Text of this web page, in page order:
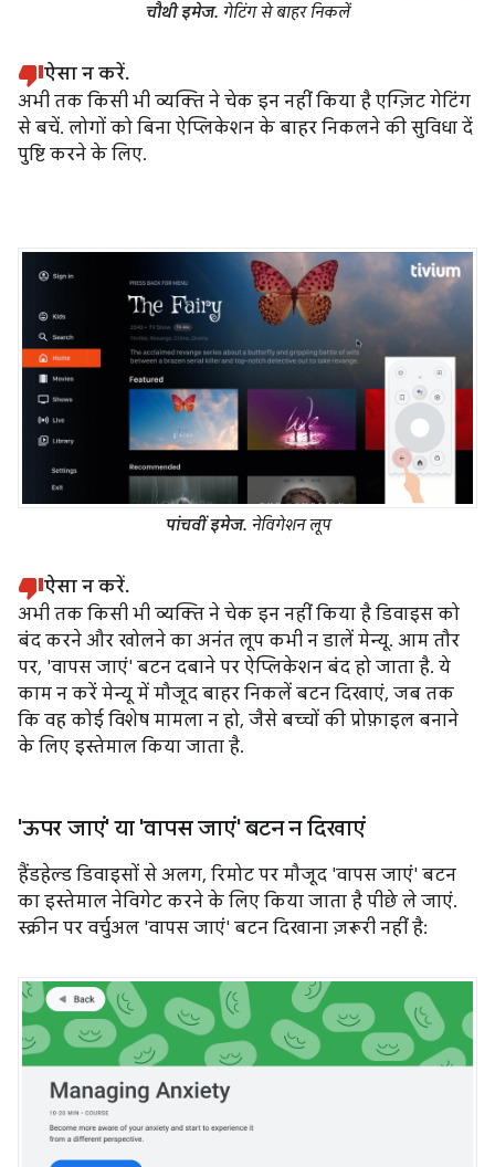
चौथी इमेज. गेटिंग से बाहर निकलें
ऐसा न करें.
अभी तक किसी भी व्यक्ति ने चेक इन नहीं किया है एग्ज़िट गेटिंग
से बचें. लोगों को बिना ऐप्लिकेशन के बाहर निकलने की सुविधा दें
पुष्टि करने के लिए.
पांचवीं इमेज. नेविगेशन लूप
ऐसा न करें.
अभी तक किसी भी व्यक्ति ने चेक इन नहीं किया है डिवाइस को
बंद करने और खोलने का अनंत लूप कभी न डालें मेन्यू. आम तौर
पर, 'वापस जाएं' बटन दबाने पर ऐप्लिकेशन बंद हो जाता है. ये
काम न करें मेन्यू में मौजूद बाहर निकलें बटन दिखाएं, जब तक
कि वह कोई विशेष मामला न हो, जैसे बच्चों की प्रोफ़ाइल बनाने
के लिए इस्तेमाल किया जाता है.
'ऊपर जाएं' या 'वापस जाएं' बटन न दिखाएं
हैंडहेल्ड डिवाइसों से अलग, रिमोट पर मौजूद 'वापस जाएं' बटन
का इस्तेमाल नेविगेट करने के लिए किया जाता है पीछे ले जाएं.
स्क्रीन पर वर्चुअल 'वापस जाएं' बटन दिखाना ज़रूरी नहीं है: